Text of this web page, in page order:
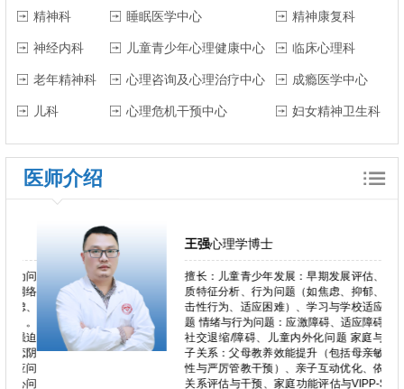
精神科 睡眠医学中心 精神康复科
神经内科 儿童青少年心理健康中心 临床心理科
老年精神科 心理咨询及心理治疗中心 成瘾医学中心
儿科 心理危机干预中心 妇女精神卫生科
医师介绍
问
络
、
迫
阴
问
问
王强心理学博士
擅长：儿童青少年发展：早期发展评估、气
质特征分析、行为问题（如焦虑、抑郁、攻
击性行为、适应困难）、学习与学校适应问
题 情绪与行为问题：应激障碍、适应障碍、
社交退缩/障碍、儿童内外化问题 家庭与亲
子关系：父母教养效能提升（包括母亲敏感
性与严厉管教干预）、亲子互动优化、依恋
关系评估与干预、家庭功能评估与VIPP-SD